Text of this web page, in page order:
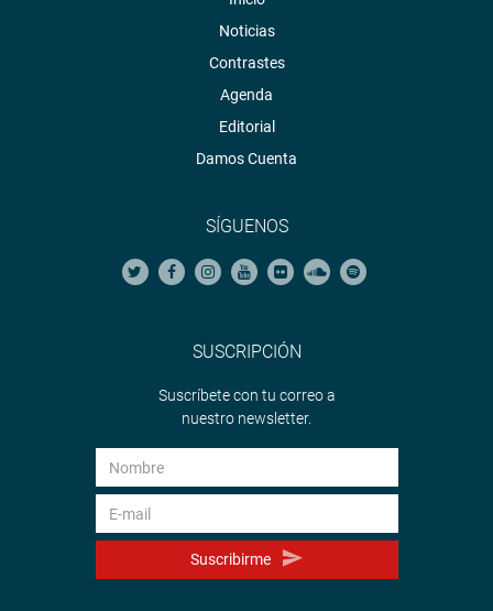
Noticias
Contrastes
Agenda
Editorial
Damos Cuenta
SÍGUENOS
SUSCRIPCIÓN
Suscríbete con tu correo a
nuestro newsletter.
Suscribirme